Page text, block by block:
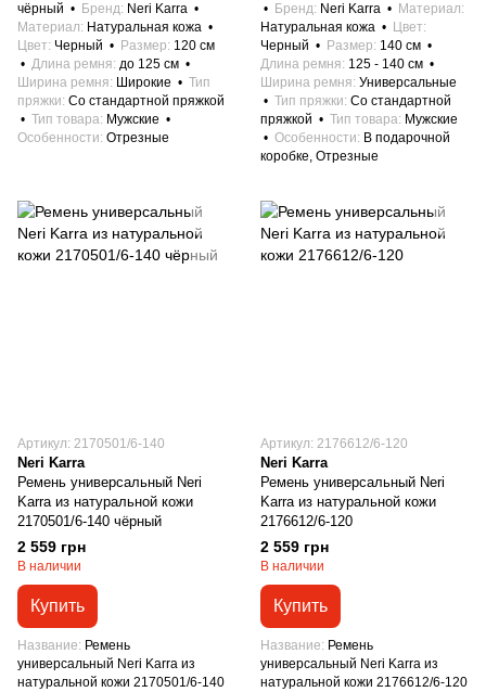
чёрный
Бренд Neri Karra
Материал
Натуральная кожа
Цвет Черный Размер 120 см
Длина ремня до 125 см
Ширина ремня
Широкие
Тип
пряжки Со стандартной пряжкой
Тип товара Мужские
Особенности Отрезные
Бренд Neri Karra
Материал
Натуральная кожа
Цвет
Черный
Размер 140 см
Длина ремня 125 - 140 см
Ширина ремня Универсальные
Тип пряжки Со стандартной
пряжкой
Тип товара Мужские
Особенности
В подарочной
коробке, Отрезные
Артикул: 2170501/6-140
Neri Karra
Ремень универсальный Neri
Karra из натуральной кожи
2170501/6-140 чёрный
2 559 грн
В наличии
Купить
Название
Ремень
универсальный Neri Karra из
натуральной кожи 2170501/6-140
Артикул: 2176612/6-120
Neri Karra
Ремень универсальный Neri
Karra из натуральной кожи
2176612/6-120
2 559 грн
В наличии
Купить
Название
Ремень
универсальный Neri Karra из
натуральной кожи 2176612/6-120